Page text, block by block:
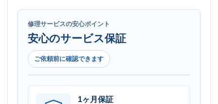
修理サービスの安心ポイント
安心のサービス保証
ご依頼前に確認できます
1ヶ月保証